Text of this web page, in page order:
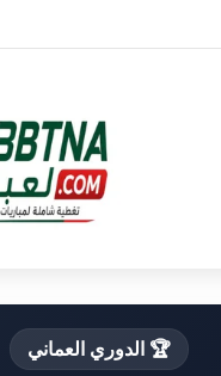
🏆 الدوري العماني